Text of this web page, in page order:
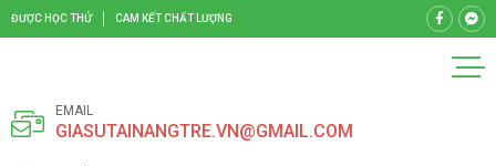
ĐƯỢC HỌC THỬ CAM KẾT CHẤT LƯỢNG
EMAIL
GIASUTAINANGTRE.VN@GMAIL.COM